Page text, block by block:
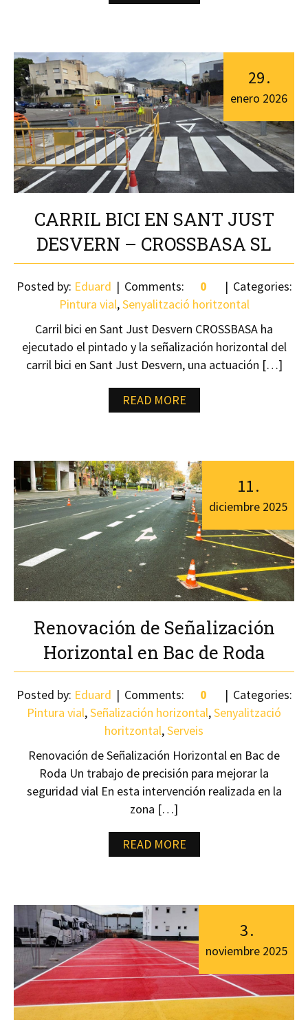
CARRIL BICI EN SANT JUST
DESVERN – CROSSBASA SL
29.
enero 2026
Posted by: Eduard Comments: 0
Categories:
Pintura vial,Senyalització horitzontal
Carril bici en Sant Just Desvern CROSSBASA ha
ejecutado el pintado y la señalización horizontal del
carril bici en Sant Just Desvern, una actuación […]
READ MORE
Renovación de Señalización
Horizontal en Bac de Roda
11.
diciembre 2025
Posted by: Eduard Comments: 0
Categories:
Pintura vial,Señalización horizontal,Senyalització
horitzontal,Serveis
Renovación de Señalización Horizontal en Bac de
Roda Un trabajo de precisión para mejorar la
seguridad vial En esta intervención realizada en la
zona […]
READ MORE
3.
noviembre 2025